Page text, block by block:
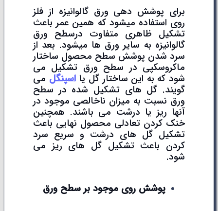
برای پوشش دهی ورق گالوانیزه از فلز
روی استفاده میشود که همین عمر باعث
تشکیل ظاهری متفاوت درسطح ورق
گالوانیزه به سایر ورق ها میشود. بعد از
سرد شدن پوشش سطح محصول ساختار
ماکروسکپی در سطح ورق تشکیل می
شود که به این ساختار گل یا اسپنگل می
گویند. گل های تشکیل شده در سطح
ورق نسبت به میزان ناخالصی موجود در
آنها ریز یا درشت می باشند. همچنین
خنک کردن تعادلی محصول نهایی باعث
تشکیل گل های درشت و سریع سرد
کردن باعث تشکیل گل های ریز می
شود.
پوشش روی موجود بر سطح ورق